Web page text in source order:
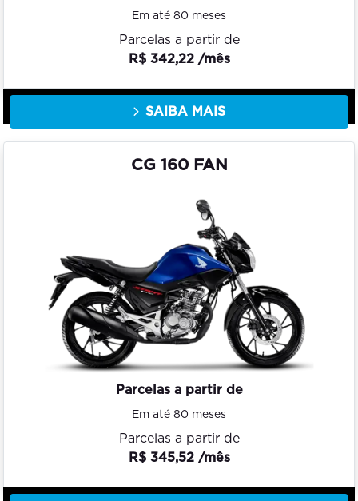
Em até 80 meses
Parcelas a partir de
R$ 342,22 /mês
SAIBA MAIS
CG 160 FAN
Parcelas a partir de
Em até 80 meses
Parcelas a partir de
R$ 345,52 /mês